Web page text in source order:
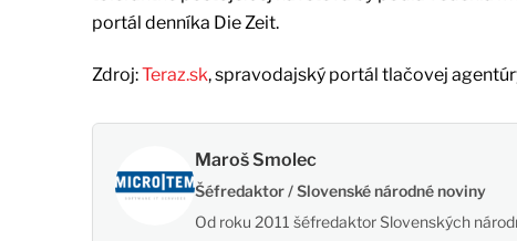
portál denníka Die Zeit.
Zdroj:Teraz.sk, spravodajský portál tlačovej
Maroš Smolec
Šéfredaktor / Slovenské národné noviny
Od roku 2011 šéfredaktor Slovenských